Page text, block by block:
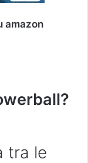
amazon
tra le